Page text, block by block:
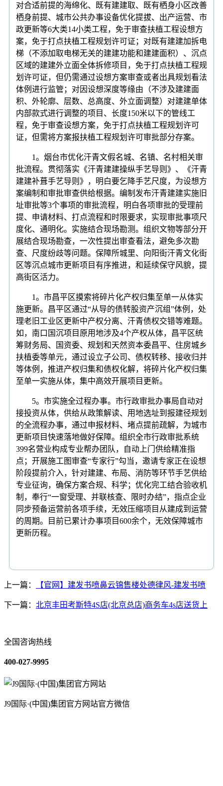
对合适前提的海绵化、既有建建取、既有栖身小区改善
栖身前提、城市公共办事设备优化提拔、出产运营、市
政更新等6大类14小类工程，免于审查扶植工程设想方
案，免于打点扶植工程规划许可证；对既有建建加拆电
梯（不添加取电梯无关的建建功能和建建面积）、沉点
区域的建建外立面全体拆修项目，免于打点扶植工程规
划许可证，但仍需通过设想方案审查或者出具规划看法
体例进行监管；对因设想深度等缘由（不涉及建建面
积、外轮廓、层数、总高度、外立面调整）对建建单体
内部款式进行调整的项目、长度150米以下的管线工
程，免于审查设想方案，免于打点扶植工程规划许可
证，但需将方案报扶植工程规划许可审批部分存案。
1。烟台市优化汗青文假名城、名镇、名村相关审
批流程。贯彻落实《汗青建建操纵手艺导则》、《汗青
建建补葺手艺导则》，明白要乞降手艺尺度，为设想方
案编制和审批审查供给根据。编制发布汗青建建实施旧
址审批等3个事项的审批流程，明白各项审批的受理前
提、申请材料、打点流程和时限要求，实现审批事项尺
度化、通明化。实施结合现场勘测。组织文物等部分开
展结合现场勘查，一次性提出审查看法，避免多次勘
查、尺度纷歧等问题。保障所城里、向阳街汗青文化街
区等沉点城市更新项目有序推进，和延续保守风貌，提
高街区活力。
1。市昌平区摸索将碎片化产权归集至单一从体实
施更新。昌平区通过“从导的债转股资产沉组”体例，处
理老旧工业区更新中产权分离、汗青债权交错等难题。
如，南口国沉项目原用地涉及4个产权从体，昌平区统
筹财务局、国资委、规划和天然资本委昌平、住房城乡
扶植委等单元，通过设立子公司、债权转移、接收归并
等体例，推进产权归集和债权化解，将碎片化产权归集
至单一实施从体，集中高效开展项目更新。
5。市实施全过程办事。市行政审批办事局自动对
接投资从体，供给从政策解读、用地选址到报建径规划
的全流程办事，通过申报材料、堵点提前疏解，为城市
更新项目快速落地做好保障。组织全市行政审批系统
399名营业构成专业帮办团队，自动上门供给精准指
点；开展施工图审查“专家行”勾当，邀请专家正在设想
阶段提前介入，针对建建、布局、消防等环节手艺供给
专业征询，确保方案合规、科学；优化完工结合验收机
制，奉行“一窗受理、并联核查、限时办结”，指点企业
同步预备运营前各项手续，无效压缩项目从建成到运营
的周期。目前已累计办事项目600余个，无效保障城市
更新历程。
上一篇： 【官网】建发书喷鼻云锦售楼处德律风-建发书喷
下一篇： 北京丰田考斯特4S店(北京总店)商务车4s店送货上
全国咨询热线
400-027-9995
J9国际·(中国)集团官方网站官方微信